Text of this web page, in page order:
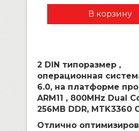
2 DIN типоразмер ,
операционная
6.0, на платформе
ARM11 , 800MHz Dual
256MB DDR, MTK3360
Отлично